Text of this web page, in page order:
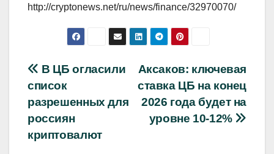
http://cryptonews.net/ru/news/finance/32970070/
Навигация
по
записям
Аксаков: ключевая
ставка ЦБ на конец
2026 года будет на
уровне 10-12%
В ЦБ огласили
список
разрешенных для
россиян
криптовалют